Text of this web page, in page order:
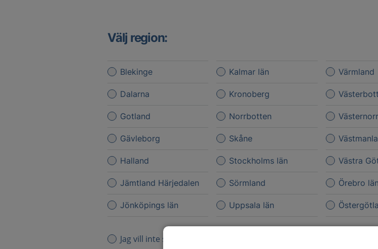
Välj region:
Blekinge
Dalarna
Gotland
Gävleborg
Halland
Jämtland Härjedalen
Jönköpings län
Kalmar län
Kronoberg
Norrbotten
Skåne
Stockholms län
Sörmland
Uppsala län
Värmland
Västra
Örebro län
Jag vill inte se någon regional information